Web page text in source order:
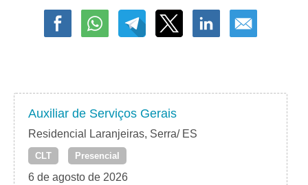
Auxiliar de Serviços Gerais
Residencial Laranjeiras, Serra/ ES
CLT Presencial
6 de agosto de 2026